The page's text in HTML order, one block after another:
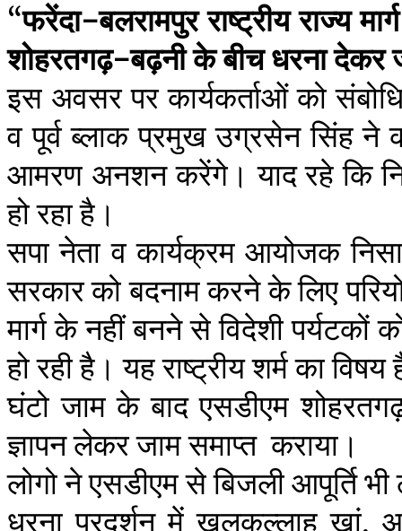
“फरेंदा-बलरामपुर राष्ट्रीय राज्य
शोहरतगढ़-बढ़नी के बीच धरना देकर
इस अवसर पर कार्यकर्ताओं को
व पूर्व ब्लाक प्रमुख उग्रसेन सिंह ने
आमरण अनशन करेंगे। याद रहे कि
हो रहा है।
सपा नेता व कार्यक्रम आयोजक
सरकार को बदनाम करने के लिए
मार्ग के नहीं बनने से विदेशी
हो रही है। यह राष्ट्रीय शर्म का
घंटो जाम के बाद एसडीएम
ज्ञापन लेकर जाम समाप्त कराया।
लोगो ने एसडीएम से बिजली आपूर्ति
धरना प्रदर्शन में खलकुल्लाह खां,